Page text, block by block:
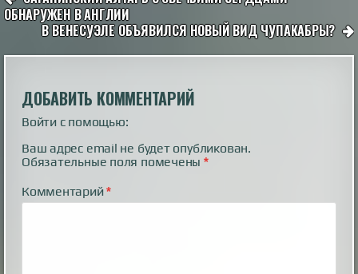
ПО
ЗАПИСЯМ
ОБНАРУЖЕН В АНГЛИИ
В ВЕНЕСУЭЛЕ ОБЪЯВИЛСЯ НОВЫЙ ВИД ЧУПАКАБРЫ?
ДОБАВИТЬ КОММЕНТАРИЙ
Войти с помощью:
Ваш адрес email не будет опубликован.
Обязательные поля помечены*
Комментарий*